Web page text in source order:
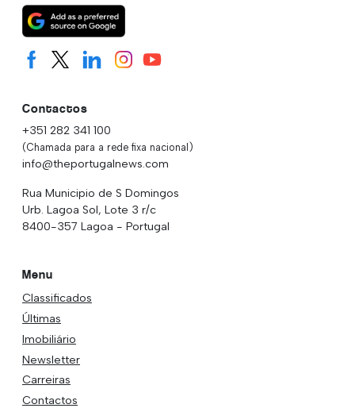
Contactos
+351 282 341 100
(Chamada para a rede fixa nacional)
info@theportugalnews.com
Rua Municipio de S Domingos
Urb. Lagoa Sol, Lote 3 r/c
8400-357 Lagoa - Portugal
Menu
Classificados
Últimas
Imobiliário
Newsletter
Carreiras
Contactos